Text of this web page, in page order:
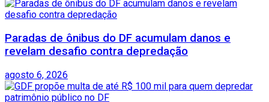
Paradas de ônibus do DF acumulam danos e
revelam desafio contra depredação
agosto 6, 2026